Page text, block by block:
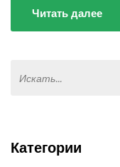
Читать далее
Категории